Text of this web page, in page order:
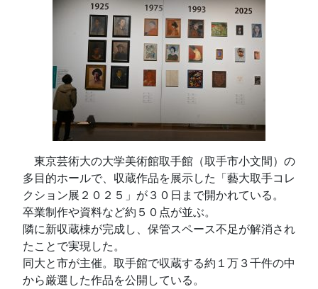
東京芸術大の大学美術館取手館（取手市小文間）の
多目的ホールで、収蔵作品を展示した「藝大取手コレ
クション展２０２５」が３０日まで開かれている。
卒業制作や資料など約５０点が並ぶ。
隣に新収蔵棟が完成し、保管スペース不足が解消され
たことで実現した。
同大と市が主催。取手館で収蔵する約１万３千件の中
から厳選した作品を公開している。